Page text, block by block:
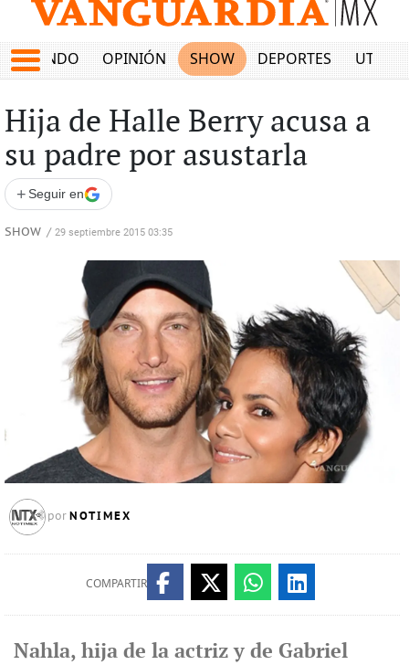
MUNDO OPINIÓN SHOW DEPORTES
Hija de Halle Berry acusa a
su padre por asustarla
+ Seguir en
SHOW / 29 septiembre 2015 03:35
por NOTIMEX
COMPARTIR
Nahla, hija de la actriz y de Gabriel